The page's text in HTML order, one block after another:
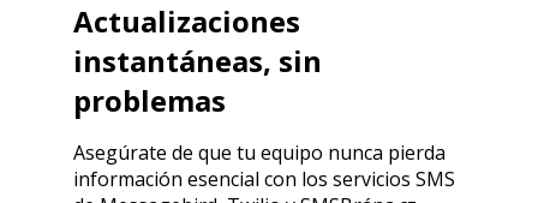
Actualizaciones
instantáneas, sin
problemas
Asegúrate de que tu equipo nunca pierda
información esencial con los servicios SMS